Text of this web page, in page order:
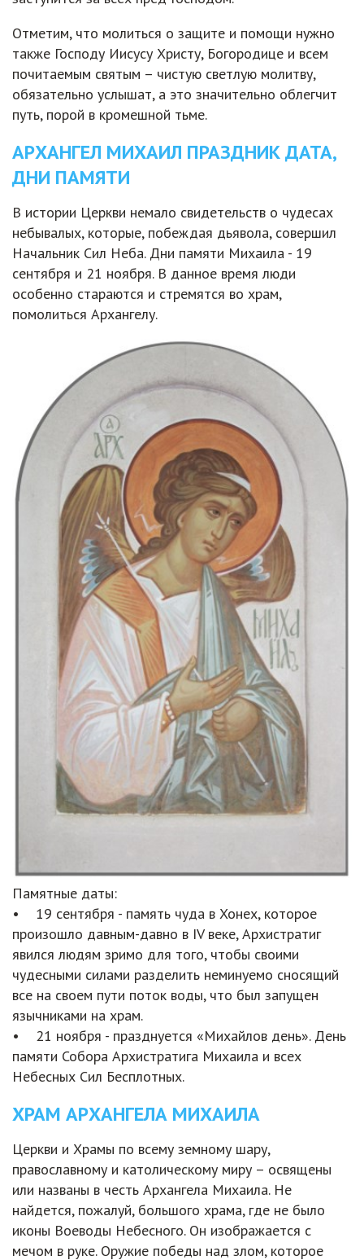
Отметим, что молиться о защите и помощи нужно
также Господу Иисусу Христу, Богородице и всем
почитаемым святым – чистую светлую молитву,
обязательно услышат, а это значительно облегчит
путь, порой в кромешной тьме.
АРХАНГЕЛ МИХАИЛ ПРАЗДНИК ДАТА,
ДНИ ПАМЯТИ
В истории Церкви немало свидетельств о чудесах
небывалых, которые, побеждая дьявола, совершил
Начальник Сил Неба. Дни памяти Михаила - 19
сентября и 21 ноября. В данное время люди
особенно стараются и стремятся во храм,
помолиться Архангелу.
Памятные даты:
• 19 сентября - память чуда в Хонех, которое
произошло давным-давно в IV веке, Архистратиг
явился людям зримо для того, чтобы своими
чудесными силами разделить неминуемо сносящий
все на своем пути поток воды, что был запущен
язычниками на храм.
• 21 ноября - празднуется «Михайлов день». День
памяти Собора Архистратига Михаила и всех
Небесных Сил Бесплотных.
ХРАМ АРХАНГЕЛА МИХАИЛА
Церкви и Храмы по всему земному шару,
православному и католическому миру – освящены
или названы в честь Архангела Михаила. Не
найдется, пожалуй, большого храма, где не было
иконы Воеводы Небесного. Он изображается с
мечом в руке. Оружие победы над злом, которое